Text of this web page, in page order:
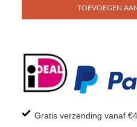
TOEVOEGEN
Gratis verzending vanaf